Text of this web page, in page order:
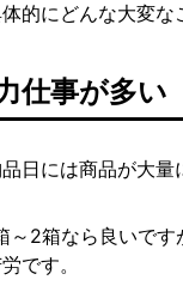
的にどんな大変な
仕事が多い
日には商品が大量
～2箱なら良いで
です。